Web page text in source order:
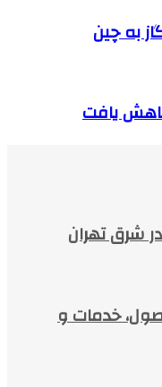
به چین
کاهش یافت
شرق تهران
خدمات و